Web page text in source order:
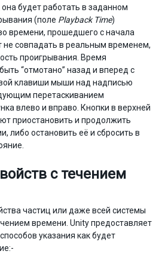
будет работать в заданном
(поле Playback Time)
времени, прошедшего с начала
совпадать в реальным временем,
проигрывания. Время
“отмотано” назад и вперед с
клавиши мыши над надписью
перетаскиванием
влево и вправо. Кнопки в верхней
приостановить и продолжить
либо остановить её и сбросить в
с течением
частиц или даже всей системы
времени. Unity предоставляет
указания как будет